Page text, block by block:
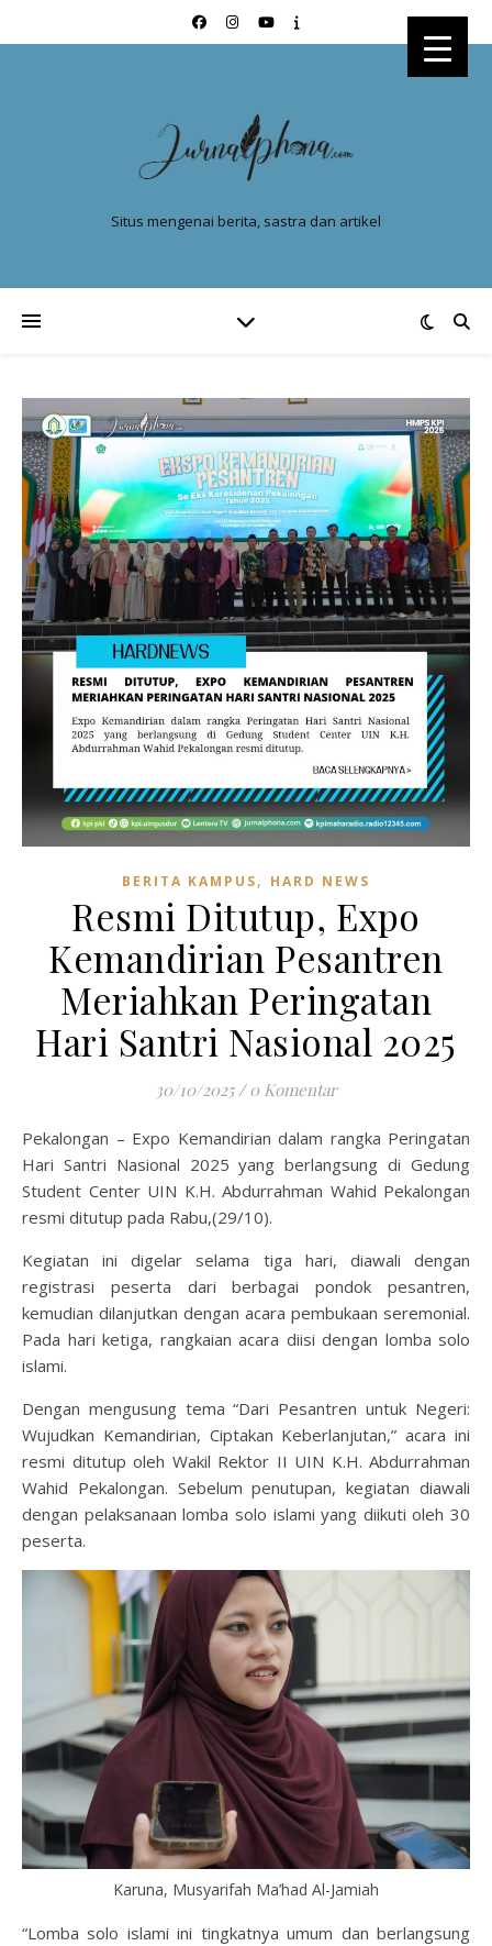
Situs mengenai berita, sastra dan artikel
BERITA KAMPUS, HARD NEWS
Resmi Ditutup, Expo
Kemandirian Pesantren
Meriahkan Peringatan
Hari Santri Nasional 2025
30/10/2025 / 0 Komentar
Pekalongan – Expo Kemandirian dalam rangka Peringatan
Hari Santri Nasional 2025 yang berlangsung di Gedung
Student Center UIN K.H. Abdurrahman Wahid Pekalongan
resmi ditutup pada Rabu,(29/10).
Kegiatan ini digelar selama tiga hari, diawali dengan
registrasi peserta dari berbagai pondok pesantren,
kemudian dilanjutkan dengan acara pembukaan seremonial.
Pada hari ketiga, rangkaian acara diisi dengan lomba solo
islami.
Dengan mengusung tema “Dari Pesantren untuk Negeri:
Wujudkan Kemandirian, Ciptakan Keberlanjutan,” acara ini
resmi ditutup oleh Wakil Rektor II UIN K.H. Abdurrahman
Wahid Pekalongan. Sebelum penutupan, kegiatan diawali
dengan pelaksanaan lomba solo islami yang diikuti oleh 30
peserta.
Karuna, Musyarifah Ma’had Al-Jamiah
“Lomba solo islami ini tingkatnya umum dan berlangsung